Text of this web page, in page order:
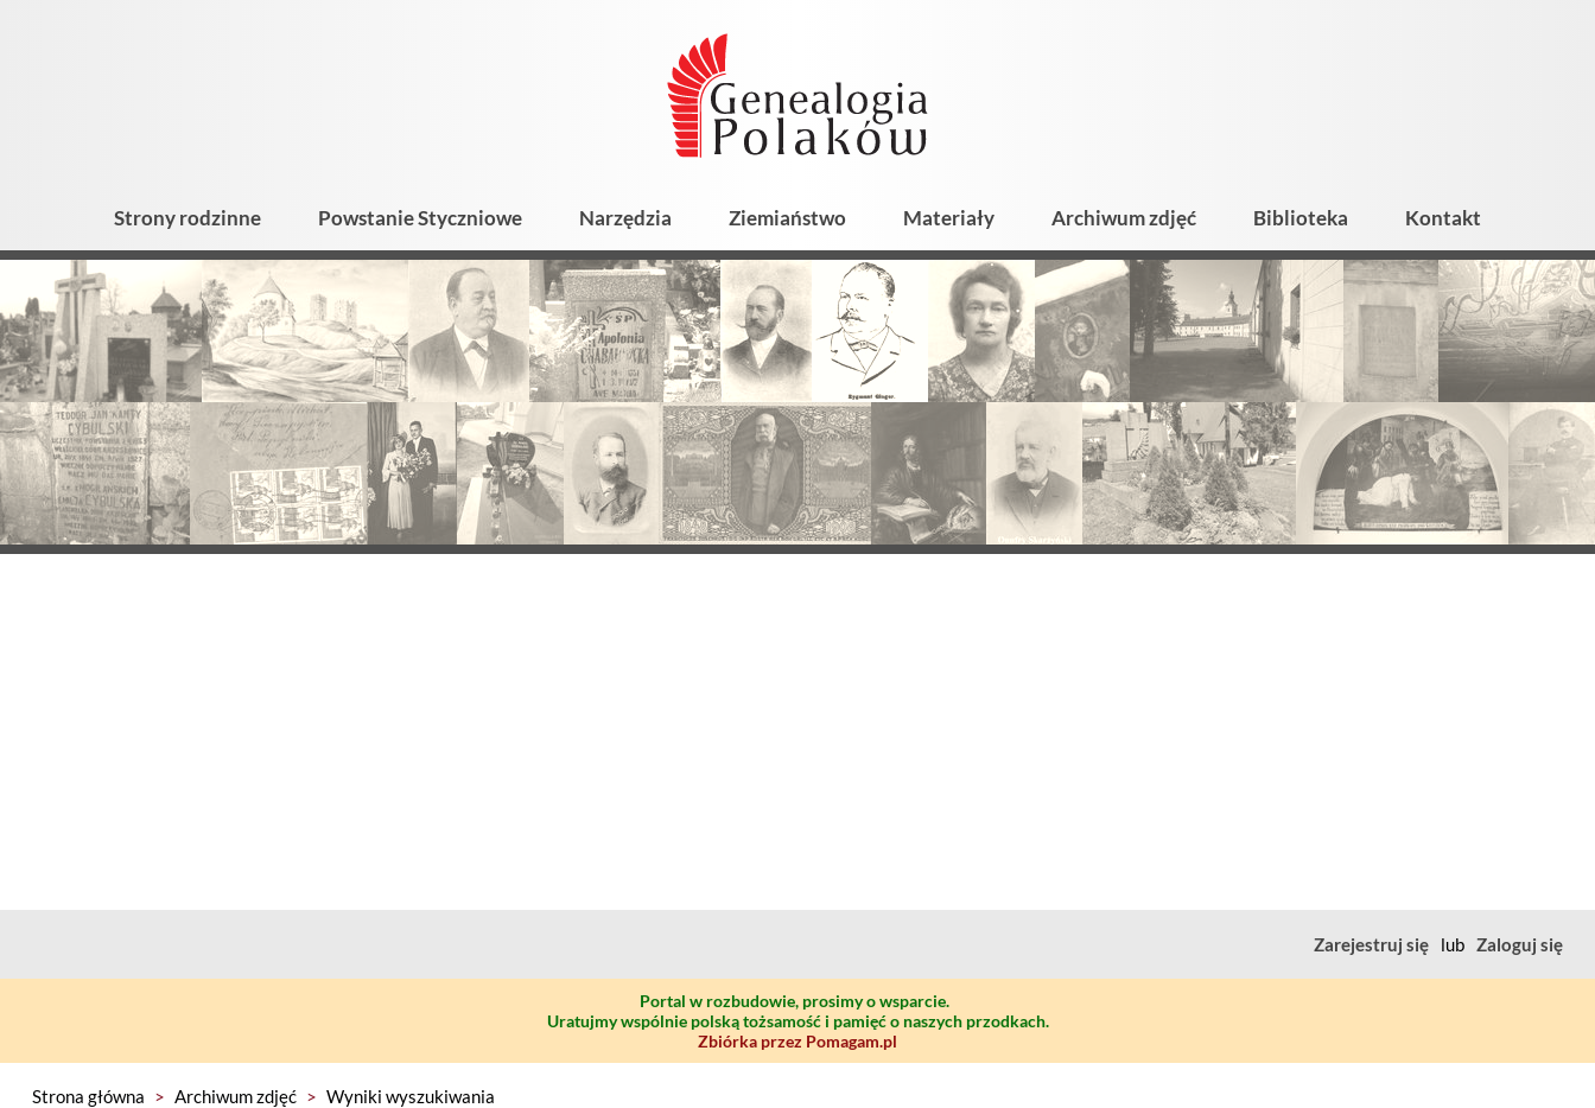
Strony rodzinne Powstanie Styczniowe Narzędzia Ziemiaństwo Materiały Archiwum zdjęć Biblioteka Kontakt
Zarejestruj się lub Zaloguj się
Portal w rozbudowie, prosimy o wsparcie.
Uratujmy wspólnie polską tożsamość i pamięć o naszych przodkach.
Zbiórka przez Pomagam.pl
Strona główna > Archiwum zdjęć > Wyniki wyszukiwania